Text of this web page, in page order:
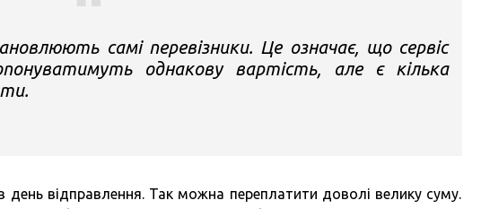
самі перевізники. Це означає, що сервіс
однакову вартість, але є кілька
відправлення. Так можна переплатити доволі велику суму.